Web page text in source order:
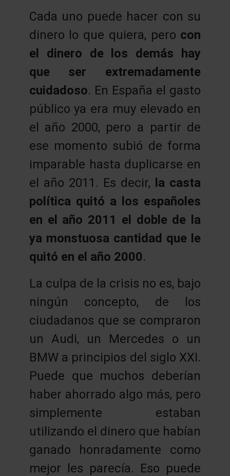
Cada uno puede hacer con su
dinero lo que quiera, pero con
el dinero de los demás hay
que ser extremadamente
cuidadoso. En España el gasto
público ya era muy elevado en
el año 2000, pero a partir de
ese momento subió de forma
imparable hasta duplicarse en
el año 2011. Es decir, la casta
política quitó a los españoles
en el año 2011 el doble de la
ya monstuosa cantidad que le
quitó en el año 2000.
La culpa de la crisis no es, bajo
ningún concepto, de los
ciudadanos que se compraron
un Audi, un Mercedes o un
BMW a principios del siglo XXI.
Puede que muchos deberían
haber ahorrado algo más, pero
simplemente estaban
utilizando el dinero que habían
ganado honradamente como
mejor les parecía. Eso puede